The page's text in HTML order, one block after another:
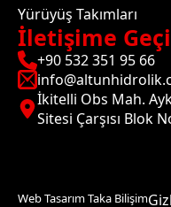
Yürüyüş Takımları
İletişime
+90 532 351 95 66
İkitelli Obs Mah.
Sitesi Çarşısı Blok
Web Tasarım Taka Bilişim